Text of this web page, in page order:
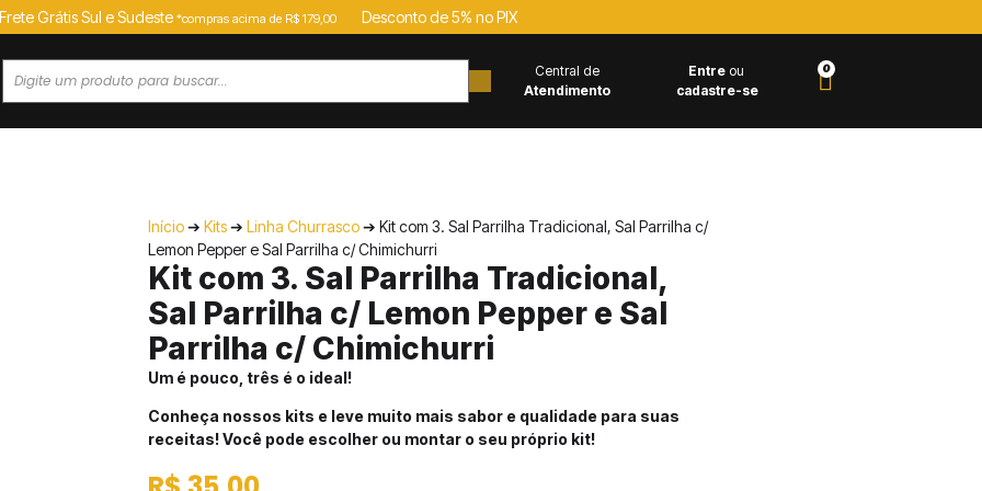
Frete Grátis Sul e Sudeste *compras acima de R$ 179,00 Desconto de 5% no PIX
Central de
Atendimento
Entreou
cadastre-se
0
Início➔ Kits➔ Linha Churrasco➔ Kit com 3. Sal Parrilha Tradicional, Sal Parrilha c/
Lemon Pepper e Sal Parrilha c/ Chimichurri
Kit com 3. Sal Parrilha Tradicional,
Sal Parrilha c/ Lemon Pepper e Sal
Parrilha c/ Chimichurri
Um é pouco, três é o ideal!
Conheça nossos kits e leve muito mais sabor e qualidade para suas
receitas! Você pode escolher ou montar o seu próprio kit!